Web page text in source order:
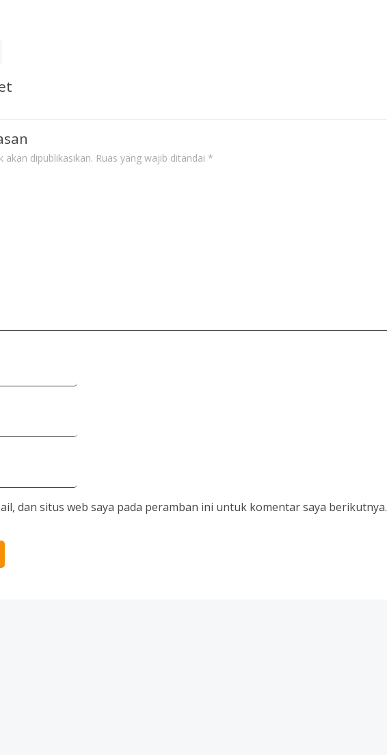
akan dipublikasikan. Ruas yang wajib ditandai *
dan situs web saya pada peramban ini untuk komentar saya berikutnya.